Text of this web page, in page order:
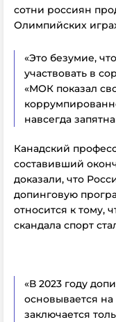
сотни россиян
Олимпийских
«Это безумие,
участвовать в
«МОК показал
навсегда
Канадский
составивший
доказали, что
допинговую
относится к тому,
скандала спорт
«В 2023 году
основывается на
заключается